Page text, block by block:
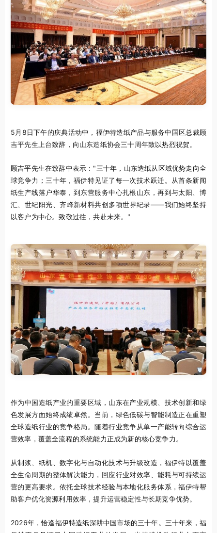
5月8日下午的庆典活动中，福伊特造纸产品与服务中国区总裁顾
吉平先生上台致辞，向山东造纸协会三十周年致以热烈祝贺。
顾吉平先生在致辞中表示："三十年，山东造纸从区域优势走向全
球竞争力；三十年，福伊特见证了每一次技术跃迁。从首条新闻
纸生产线落户华泰，到东营服务中心扎根山东，再到与太阳、博
汇、世纪阳光、齐峰新材料共创多项世界纪录——我们始终坚持
以客户为中心。致敬过往，共赴未来。"
作为中国造纸产业的重要区域，山东在产业规模、技术创新和绿
色发展方面始终成绩卓然。当前，绿色低碳与智能制造正在重塑
全球造纸行业的竞争格局。随着行业竞争从单一产能转向综合运
营效率，覆盖全流程的系统能力正成为新的核心竞争力。
从制浆、纸机、数字化与自动化技术与升级改造，福伊特以覆盖
全生命周期的整体解决能力，回应行业对效率、能耗与可持续运
营的更高要求。依托全球技术经验与本地化服务体系，福伊特帮
助客户优化资源利用效率，提升运营稳定性与长期竞争优势。
2026年，恰逢福伊特造纸深耕中国市场的三十年。三十年来，福